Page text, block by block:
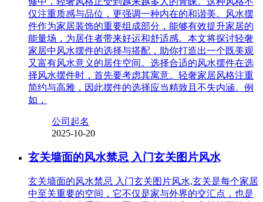
仅注重质感与品位，更强调一种内在的和谐美。风水摆
件作为家居装饰的重要组成部分，能够有效提升家居的
能量场，为居住者带来好运和舒适感。本文将探讨轻奢
家居中风水摆件的选择与搭配，助你打造出一个既美观
又富有风水意义的居住空间。选择合适的风水摆件在选
择风水摆件时，首先要考虑其寓意。轻奢家居风格注重
简约与高雅，因此摆件的选择应当精致且不失内涵。例
如，
公司起名
2025-10-20
玄关墙面的风水禁忌 入门玄关图片风水
玄关墙面的风水禁忌 入门玄关图片风水,玄关是每个家居
中至关重要的空间，它不仅是家与外界的交汇点，也是